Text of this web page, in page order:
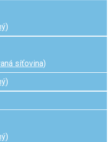
síťovina)